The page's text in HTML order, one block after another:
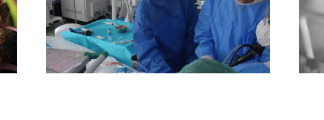
pulmonar sin necesidad de
cirugía